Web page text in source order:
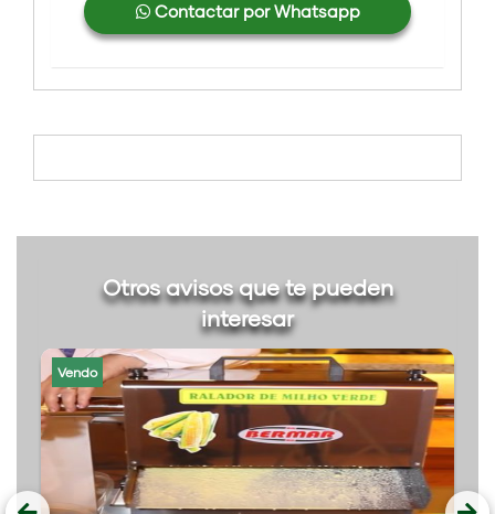
Contactar por Whatsapp
Otros avisos que te pueden
interesar
Vendo